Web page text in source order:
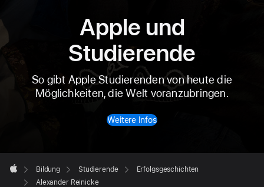
Apple und
Studierende
So gibt Apple Studierenden von heute die
Möglichkeiten, die Welt voranzubringen.
Weitere Infos

Apple
Bildung Studierende
Erfolgsgeschichten
Alexander Reinicke